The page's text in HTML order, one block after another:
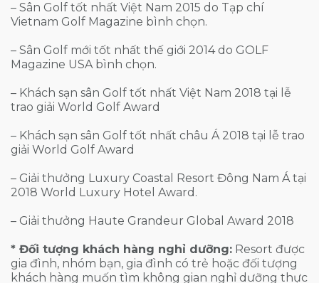
– Sân Golf tốt nhất Việt Nam 2015 do Tạp chí
Vietnam Golf Magazine bình chọn.
– Sân Golf mới tốt nhất thế giới 2014 do GOLF
Magazine USA bình chọn.
– Khách sạn sân Golf tốt nhất Việt Nam 2018 tại lễ
trao giải World Golf Award
– Khách sạn sân Golf tốt nhất châu Á 2018 tại lễ trao
giải World Golf Award
– Giải thưởng Luxury Coastal Resort Đông Nam Á tại
2018 World Luxury Hotel Award.
– Giải thưởng Haute Grandeur Global Award 2018
* Đối tượng khách hàng nghỉ dưỡng: Resort được
gia đình, nhóm bạn, gia đình có trẻ hoặc đối tượng
khách hàng muốn tìm không gian nghỉ dưỡng thực